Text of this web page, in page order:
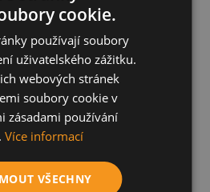
185KTL-H1
cookie.
používají soubory
uživatelského zážitku.
webových stránek
soubory cookie v
zásadami používání
Více informací
VŠECHNY